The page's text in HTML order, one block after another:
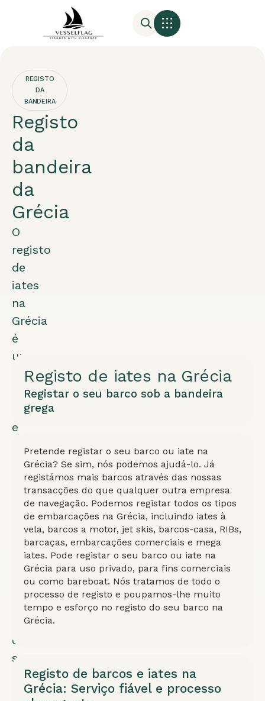
REGISTO
DA
BANDEIRA
Registo
da
bandeira
da
Grécia
O
registo
de
iates
na
Grécia
é
um
sistema
bem
estabelecido
e
respeitado
que
garante
normas
de
segurança.
Registo
concluído
em
5-
dias
sem
necessidade
de
Registo de iates na Grécia
Registar o seu barco sob a bandeira
grega
Pretende registar o seu barco ou iate na
Grécia? Se sim, nós podemos ajudá-lo. Já
registámos mais barcos através das nossas
transacções do que qualquer outra empresa
de navegação. Podemos registar todos os tipos
de embarcações na Grécia, incluindo iates à
vela, barcos a motor, jet skis, barcos-casa, RIBs,
barcaças, embarcações comerciais e mega
iates. Pode registar o seu barco ou iate na
Grécia para uso privado, para fins comerciais
ou como bareboat. Nós tratamos de todo o
processo de registo e poupamos-lhe muito
tempo e esforço no registo do seu barco na
Grécia.
Registo de barcos e iates na
Grécia: Serviço fiável e processo